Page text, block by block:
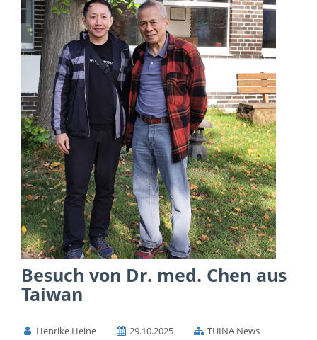
Besuch von Dr. med. Chen aus
Taiwan
Henrike Heine 29.10.2025 TUINA News